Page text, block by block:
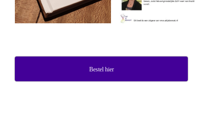
Bestel hier